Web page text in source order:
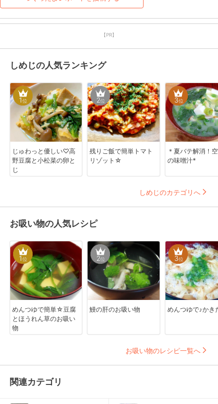
【PR】
しめじの人気ランキング
1位
じゅわっと優しい♡高
野豆腐と小松菜の卵と
じ
2位
残りご飯で簡単トマト
リゾット☆
3位
＊夏バテ解消！
の味噌汁*
しめじのカテゴリへ
お吸い物の人気レシピ
1位
めんつゆで簡単☆豆腐
とほうれん草のお吸い
物
2位
鰻の肝のお吸い物
3位
めんつゆで♪かき
お吸い物のレシピ一覧へ
関連カテゴリ